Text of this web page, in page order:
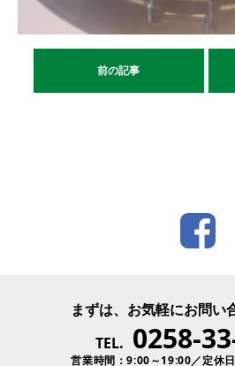
前の記事
まずは、お気軽にお問い
TEL. 0258-
営業時間：9:00～19:00／定休